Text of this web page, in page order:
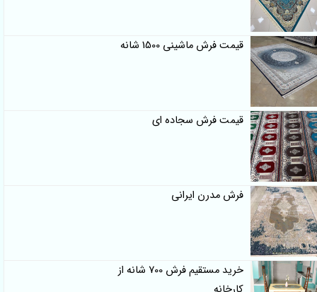
قیمت فرش ماشینی 1500 شانه
قیمت فرش سجاده ای
فرش مدرن ایرانی
خرید مستقیم فرش 700 شانه از